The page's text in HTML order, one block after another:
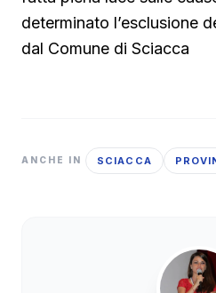
determinato l’esclusione
dal Comune di Sciacca
ANCHE IN SCIACCA